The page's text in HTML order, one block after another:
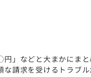
」などと大まかにま
な請求を受けるトラブル